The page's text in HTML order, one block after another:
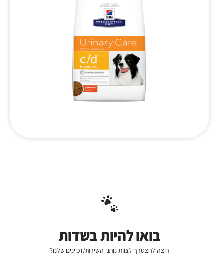
בואו להיות בשדות
רוצה להצטרף לצוות נותני השירות/זכיינים שלנו?